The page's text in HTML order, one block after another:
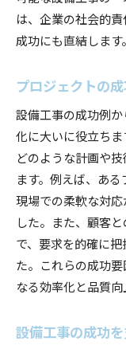
は、企業の社会的
成功にも直結します。
プロジェクトの
設備工事の成功例
化に大いに役立ちま
どのような計画や
ます。例えば、あ
現場での柔軟な対
した。また、顧客
で、要求を的確に
た。これらの成功
なる効率化と品質向
設備工事の成功